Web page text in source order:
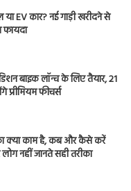
EV कार? नई गाड़ी खरीदने से
फायदा
बाइक लॉन्च के लिए तैयार, 21
फीचर्स
क्या काम है, कब और कैसे करें
नहीं जानते सही तरीका